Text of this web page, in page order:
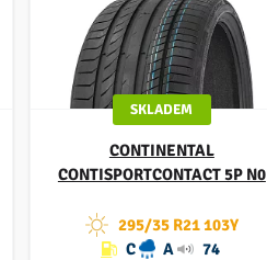
SKLADEM
CONTINENTAL
CONTISPORTCONTACT 5P N0
295/35 R21 103Y
C
A 74